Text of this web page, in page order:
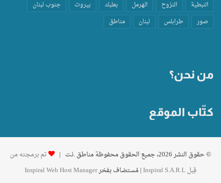
النبطية
النزوح الهرمل بعلبك بيروت
جنوب لبنان
صور
طرابلس لبنان مناطق
من نحن؟
كتّاب الموقع
© حقوق النشر 2026، جميع الحقوق محفوظة مناطق .نت |
تم برمجته من
قِبل Inspiral S.A.R.L
| مُستضاف بفخرInspiral Web Host Manager